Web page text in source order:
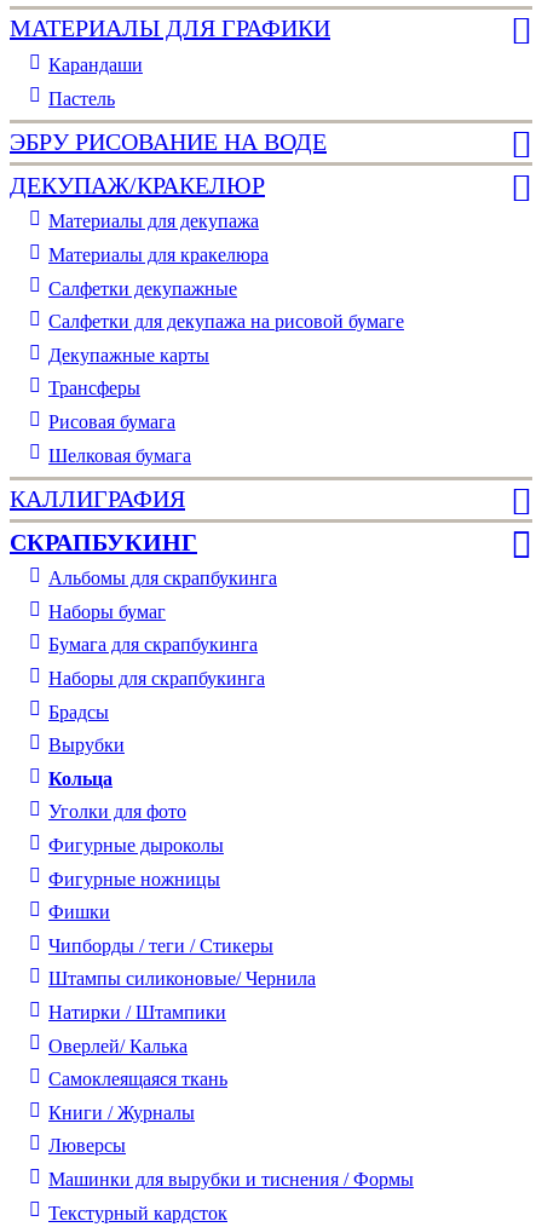
МАТЕРИАЛЫ ДЛЯ ГРАФИКИ
Карандаши
Пастель
ЭБРУ РИСОВАНИЕ НА ВОДЕ
ДЕКУПАЖ/КРАКЕЛЮР
Материалы для декупажа
Материалы для кракелюра
Cалфетки декупажные
Салфетки для декупажа на рисовой бумаге
Декупажные карты
Трансферы
Рисовая бумага
Шелковая бумага
КАЛЛИГРАФИЯ
СКРАПБУКИНГ
Альбомы для скрапбукинга
Наборы бумаг
Бумага для скрапбукинга
Наборы для скрапбукинга
Брадсы
Вырубки
Кольца
Уголки для фото
Фигурные дыроколы
Фигурные ножницы
Фишки
Чипборды / теги / Стикеры
Штампы силиконовые/ Чернила
Натирки / Штампики
Оверлей/ Калька
Самоклеящаяся ткань
Книги / Журналы
Люверсы
Машинки для вырубки и тиснения / Формы
Текстурный кардсток